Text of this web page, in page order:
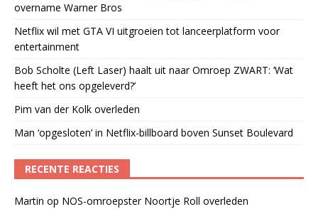
overname Warner Bros
Netflix wil met GTA VI uitgroeien tot lanceerplatform voor
entertainment
Bob Scholte (Left Laser) haalt uit naar Omroep ZWART: ‘Wat
heeft het ons opgeleverd?’
Pim van der Kolk overleden
Man ‘opgesloten’ in Netflix-billboard boven Sunset Boulevard
RECENTE REACTIES
Martin op NOS-omroepster Noortje Roll overleden